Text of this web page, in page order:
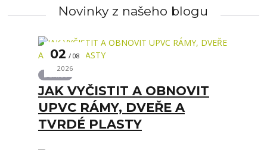
Novinky z našeho blogu
02 08
2026
Domov
JAK VYČISTIT A OBNOVIT
UPVC RÁMY, DVEŘE A
TVRDÉ PLASTY